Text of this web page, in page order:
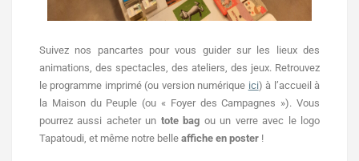
Suivez nos pancartes pour vous guider sur les lieux des
animations, des spectacles, des ateliers, des jeux. Retrouvez
le programme imprimé (ou version numérique ici) à l’accueil à
la Maison du Peuple (ou « Foyer des Campagnes »). Vous
pourrez aussi acheter un tote bag ou un verre avec le logo
Tapatoudi, et même notre belle affiche en poster !